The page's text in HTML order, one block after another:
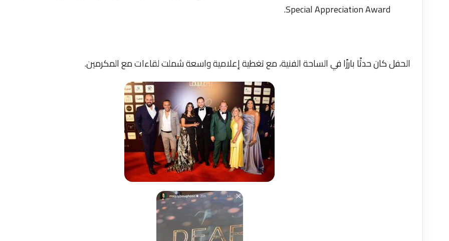
Special Appreciation Award.
الحفل كان حدثًا بارزًا في الساحة الفنية، مع تغطية إعلامية واسعة شملت لقاءات مع المكرمين.